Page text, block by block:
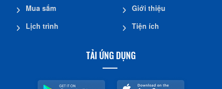
Mua sắm
Lịch trình
Giới thiệu
Tiện ích
TẢI ỨNG DỤNG